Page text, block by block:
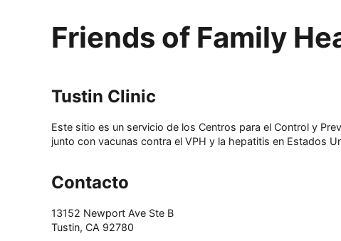
Friends of Family
Tustin Clinic
Este sitio es un servicio de los Centros para el Control y
junto con vacunas contra el VPH y la hepatitis en Estados
Contacto
13152 Newport Ave Ste B
Tustin, CA 92780